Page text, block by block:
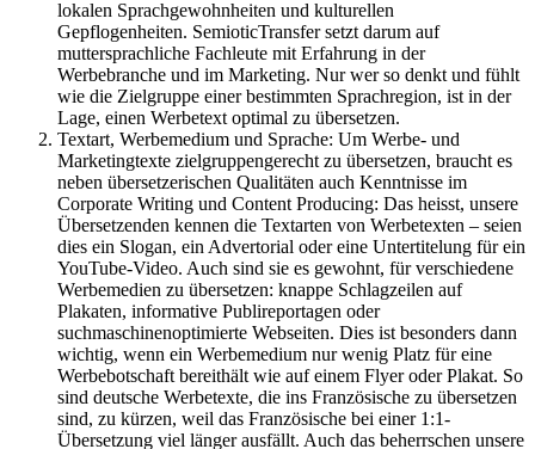
lokalen Sprachgewohnheiten und kulturellen
Gepflogenheiten. SemioticTransfer setzt darum auf
muttersprachliche Fachleute mit Erfahrung in der
Werbebranche und im Marketing. Nur wer so denkt und fühlt
wie die Zielgruppe einer bestimmten Sprachregion, ist in der
Lage, einen Werbetext optimal zu übersetzen.
Textart, Werbemedium und Sprache: Um Werbe- und
Marketingtexte zielgruppengerecht zu übersetzen, braucht es
neben übersetzerischen Qualitäten auch Kenntnisse im
Corporate Writing und Content Producing: Das heisst, unsere
Übersetzenden kennen die Textarten von Werbetexten – seien
dies ein Slogan, ein Advertorial oder eine Untertitelung für ein
YouTube-Video. Auch sind sie es gewohnt, für verschiedene
Werbemedien zu übersetzen: knappe Schlagzeilen auf
Plakaten, informative Publireportagen oder
suchmaschinenoptimierte Webseiten. Dies ist besonders dann
wichtig, wenn ein Werbemedium nur wenig Platz für eine
Werbebotschaft bereithält wie auf einem Flyer oder Plakat. So
sind deutsche Werbetexte, die ins Französische zu übersetzen
sind, zu kürzen, weil das Französische bei einer 1:1-
Übersetzung viel länger ausfällt. Auch das beherrschen unsere